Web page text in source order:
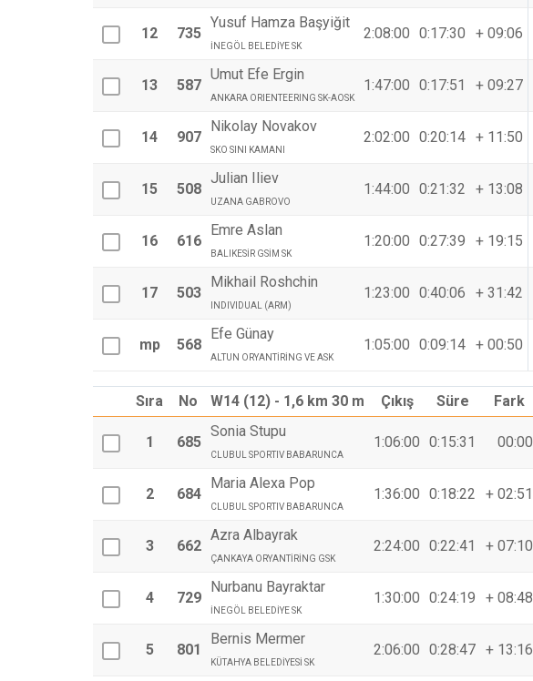
12 735
Yusuf Hamza Başyiğit
İNEGÖL BELEDİYE SK
2:08:00 0:17:30 + 09:06
13 587
Umut Efe Ergin
ANKARA ORIENTEERING SK-AOSK
1:47:00 0:17:51 + 09:27
14 907
Nikolay Novakov
SKO SINI KAMANI
2:02:00 0:20:14 + 11:50
15 508
Julian Iliev
UZANA GABROVO
1:44:00 0:21:32 + 13:08
16 616
Emre Aslan
BALIKESİR GSİM SK
1:20:00 0:27:39 + 19:15
17 503
Mikhail Roshchin
INDIVIDUAL (ARM)
1:23:00 0:40:06 + 31:42
mp 568
Efe Günay
ALTUN ORYANTİRİNG VE ASK
1:05:00 0:09:14 + 00:50
Sıra No W14 (12) - 1,6 km 30 m Çıkış Süre Fark
1 685
Sonia Stupu
CLUBUL SPORTIV BABARUNCA
1:06:00 0:15:31 00:00
2 684
Maria Alexa Pop
CLUBUL SPORTIV BABARUNCA
1:36:00 0:18:22 + 02:51
3 662
Azra Albayrak
ÇANKAYA ORYANTİRİNG GSK
2:24:00 0:22:41 + 07:10
4 729
Nurbanu Bayraktar
İNEGÖL BELEDİYE SK
1:30:00 0:24:19 + 08:48
5 801
Bernis Mermer
KÜTAHYA BELEDİYESİ SK
2:06:00 0:28:47 + 13:16